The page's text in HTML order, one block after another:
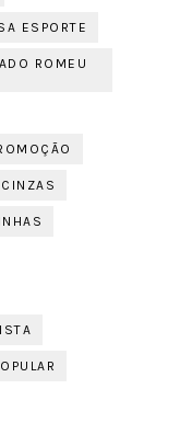
ESPORTE
ROMEU